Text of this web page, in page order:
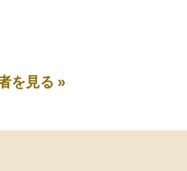
を見る »